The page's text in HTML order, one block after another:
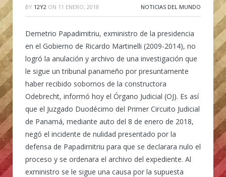
BY 12Y2 ON 11 ENERO, 2018 NOTICIAS DEL MUNDO
Demetrio Papadimitriu, exministro de la presidencia
en el Gobierno de Ricardo Martinelli (2009-2014), no
logró la anulación y archivo de una investigación que
le sigue un tribunal panameño por presuntamente
haber recibido sobornos de la constructora
Odebrecht, informó hoy el Órgano Judicial (OJ). Es así
que el Juzgado Duodécimo del Primer Circuito Judicial
de Panamá, mediante auto del 8 de enero de 2018,
negó el incidente de nulidad presentado por la
defensa de Papadimitriu para que se declarara nulo el
proceso y se ordenara el archivo del expediente. Al
exministro se le sigue una causa por la supuesta